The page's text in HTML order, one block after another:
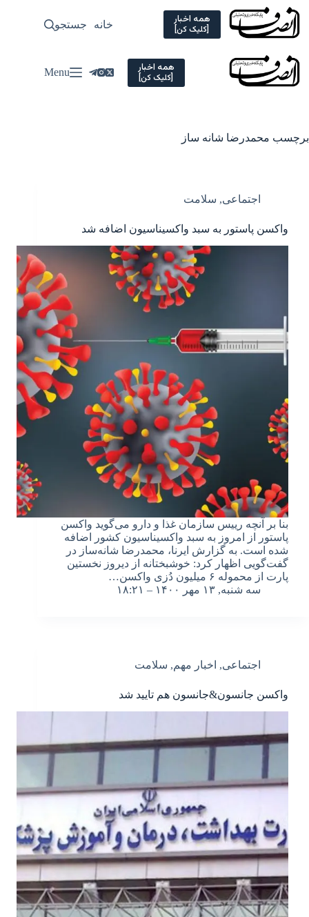
Skip
content
همه اخبار
[کلیک کن] خانه سیاسی
جستجو
همه اخبار
[کلیک کن] Menu
برچسب محمدرضا شانه ساز
اجتماعی, سلامت
واکسن پاستور به سبد واکسیناسیون اضافه شد
بنا بر آنچه رییس سازمان غذا و دارو می‌گوید واکسن
پاستور از امروز به سبد واکسیناسیون کشور اضافه
شده است. به گزارش ایرنا، محمدرضا شانه‌ساز در
گفت‌گویی اظهار کرد: خوشبختانه از دیروز نخستین
پارت از محموله ۶ میلیون دُزی واکسن…
سه شنبه, ۱۳ مهر ۱۴۰۰ – ۱۸:۲۱
اجتماعی, اخبار مهم, سلامت
واکسن جانسون‌&جانسون هم تایید شد